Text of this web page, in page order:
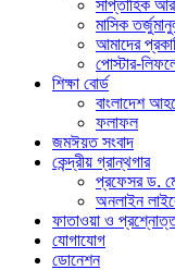
সাপ্তাহিক
মাসিক
আমাদের
পোস্টার-
শিক্ষা বোর্ড
বাংলাদেশ
ফলাফল
জমঈয়ত সংবাদ
কেন্দ্রীয় গ্রান্থগার
প্রফেসর ড.
অনলাইন
ফাতাওয়া ও
যোগাযোগ
ডোনেশন